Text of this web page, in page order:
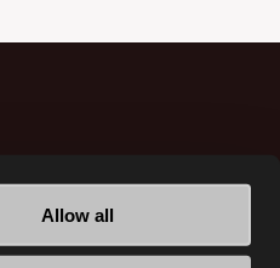
Allow all